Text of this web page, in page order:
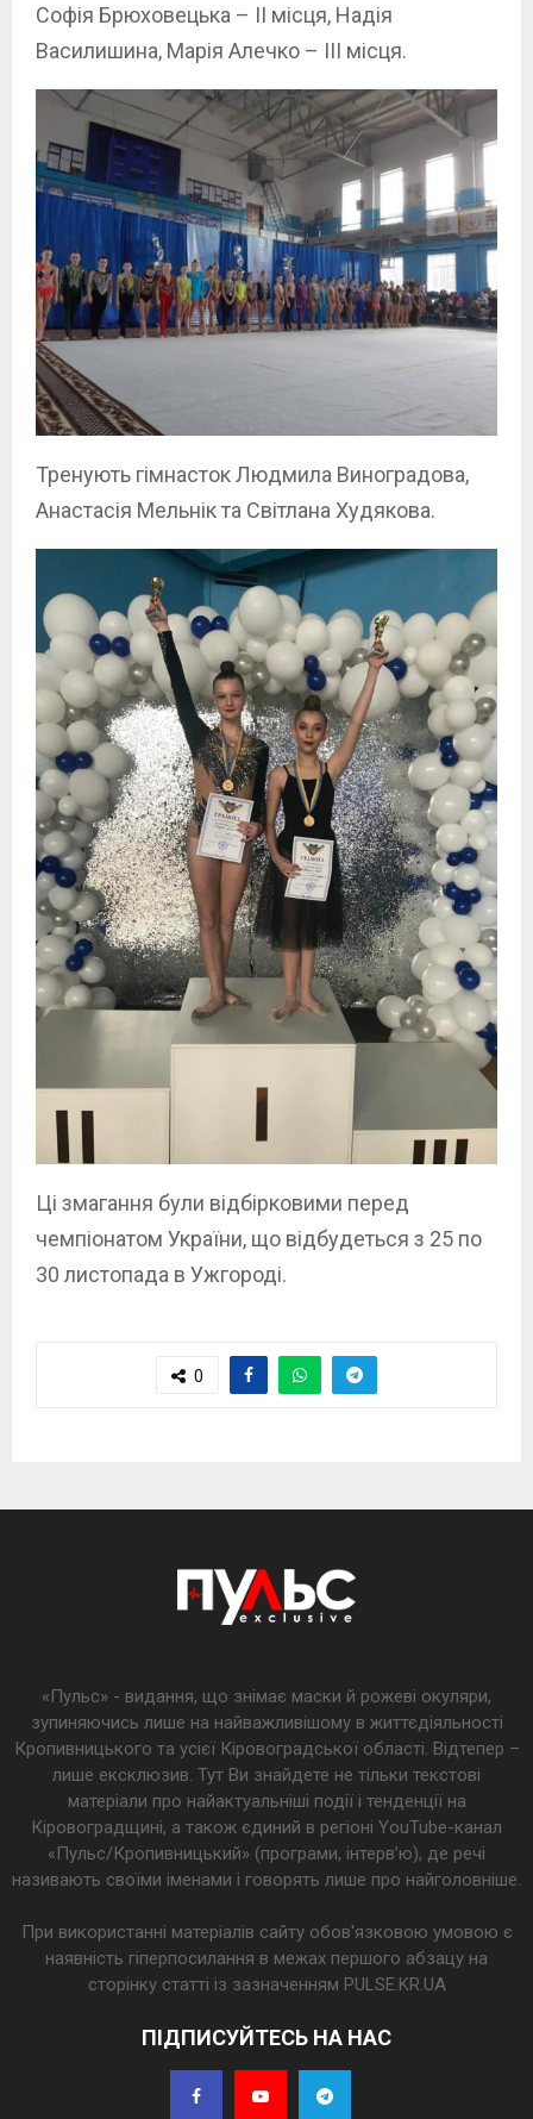
Софія Брюховецька – II місця, Надія
Василишина, Марія Алечко – III місця.
Тренують гімнасток Людмила Виноградова,
Анастасія Мельнік та Світлана Худякова.
Ці змагання були відбірковими перед
чемпіонатом України, що відбудеться з 25 по
30 листопада в Ужгороді.
0
«Пульс» - видання, що знімає маски й рожеві окуляри,
зупиняючись лише на найважливішому в життєдіяльності
Кропивницького та усієї Кіровоградської області. Відтепер –
лише ексклюзив. Тут Ви знайдете не тільки текстові
матеріали про найактуальніші події і тенденції на
Кіровоградщині, а також єдиний в регіоні YouTube-канал
«Пульс/Кропивницький» (програми, інтерв’ю), де речі
називають своїми іменами і говорять лише про найголовніше.
При використанні матеріалів сайту обов'язковою умовою є
наявність гіперпосилання в межах першого абзацу на
сторінку статті із зазначенням PULSE.KR.UA
ПІДПИСУЙТЕСЬ НА НАС